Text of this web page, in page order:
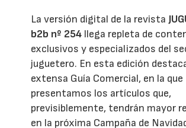
La versión digital de la revista
b2b nº 254 llega repleta de
exclusivos y especializados del
juguetero. En esta edición
extensa Guía Comercial, en la que
presentamos los artículos que,
previsiblemente, tendrán mayor
en la próxima Campaña de